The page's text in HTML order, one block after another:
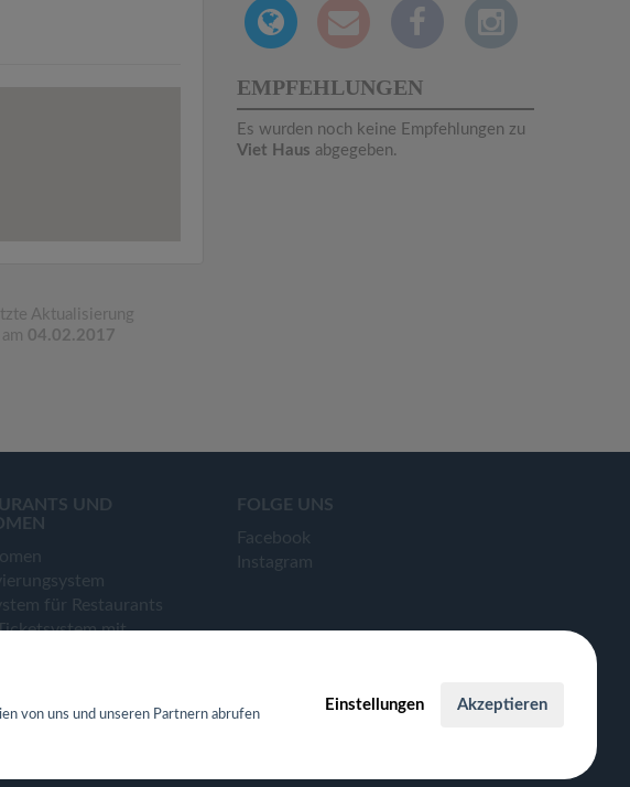
Aktualisierung
am 04.02.2017
EMPFEHLUNGEN
Es wurden noch keine Empfehlungen zu
Viet Haus abgegeben.
UND
für Restaurants
mit
Restaurant
FOLGE UNS
Facebook
Instagram
von uns und unseren Partnern abrufen
Einstellungen Akzeptieren